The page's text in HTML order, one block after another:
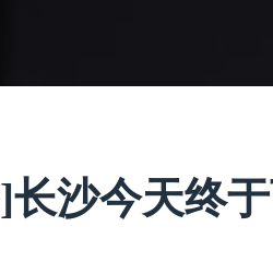
长沙今天终